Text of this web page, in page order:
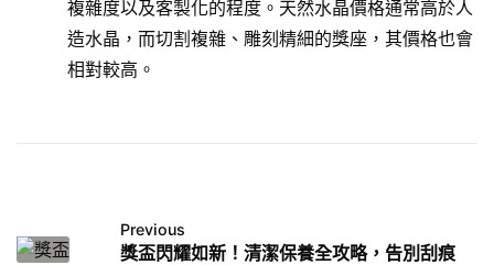
複雜度以及客製化的程度。天然水晶價格通常高於人
造水晶，而切割複雜、雕刻精細的獎座，其價格也會
相對較高。
Previous
獎盃閃耀如新！清潔保養全攻略，告別刮痕